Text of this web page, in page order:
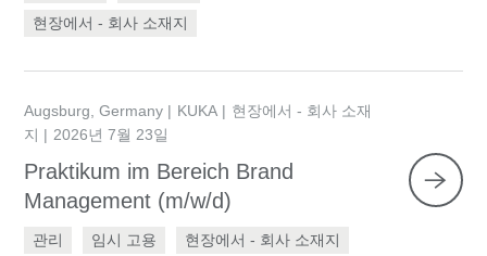
현장에서 - 회사 소재지
Augsburg, Germany KUKA
현장에서 - 회사 소재
지
2026년 7월 23일
Praktikum im Bereich Brand
Management (m/w/d)
관리 임시 고용 현장에서 - 회사 소재지